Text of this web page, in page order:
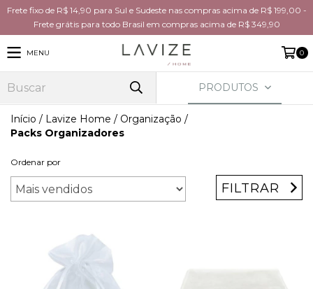
Frete fixo de R$ 14,90 para Sul e Sudeste nas compras acima de R$ 199,00 -
Frete grátis para todo Brasil em compras acima de R$ 349,90
MENU 0
PRODUTOS
Início / Lavize Home / Organização /
Packs Organizadores
Ordenar por
FILTRAR